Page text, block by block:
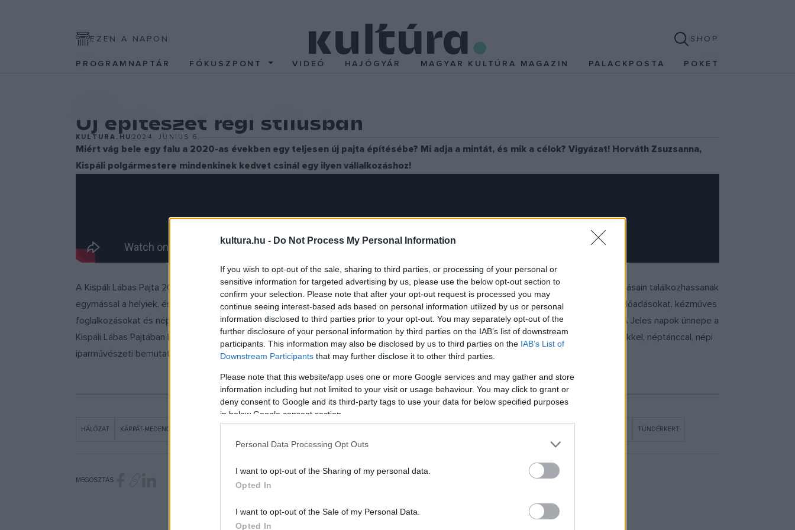
kultura.hu - Do Not Process My Personal Information
If you wish to opt-out of the sale, sharing to third parties, or processing of your personal or
sensitive information for targeted advertising by us, please use the below opt-out section to
confirm your selection. Please note that after your opt-out request is processed you may
continue seeing interest-based ads based on personal information utilized by us or personal
information disclosed to third parties prior to your opt-out. You may separately opt-out of the
further disclosure of your personal information by third parties on the IAB’s list of downstream
participants. This information may also be disclosed by us to third parties on the IAB’s List of
Downstream Participants that may further disclose it to other third parties.
Please note that this website/app uses one or more Google services and may gather and store
information including but not limited to your visit or usage behaviour. You may click to grant or
deny consent to Google and its third-party tags to use your data for below specified purposes
in below Google consent section.
Personal Data Processing Opt Outs
I want to opt-out of the Sharing of my personal data.
Opted In
I want to opt-out of the Sale of my Personal Data.
Opted In
EZEN A NAPON SHOP
PROGRAMNAPTÁR FÓKUSZPONT VIDEÓ HAJÓGYÁR MAGYAR KULTÚRA MAGAZIN PALACKPOSTA POKET
Új építészet régi stílusban
KULTURA.HU 2024. JÚNIUS 6.
Miért vág bele egy falu a 2020-as években egy teljesen új pajta építésébe? Mi adja a mintát, és mik a célok? Vigyázat! Horváth Zsuzsanna,
Kispáli polgármestere mindenkinek kedvet csinál egy ilyen vállalkozáshoz!
A Kispáli Lábas Pajta 2020 óta a közösségi élet fő színtere. Azért épült, hogy élénkítse a helyi kulturális életet, hogy eseményein, előadásain találkozhassanak
egymással a helyiek, és könnyebben kapcsolódhassanak a generációk. Volt már itt klasszikus és világzenei koncert, tartottak színházi előadásokat, kézműves
foglalkozásokat és népi mesterségek bemutatóját is. A helyi termékek készítőit is szívesen látják portékáikkal a pajta rendezvényein. A Jeles napok ünnepe a
Kispáli Lábas Pajtában három részből álló összművészeti programsorozat volt 2023 nyarán. Közösségépítő program népzenei koncertekkel, néptánccal, népi
iparművészeti bemutatókkal, népi gasztroműhellyel és kézműves vásárral. További információk és programok
HÁLÓZAT KÁRPÁT-MEDENCE TÜNDÉRKERT
MEGOSZTÁS